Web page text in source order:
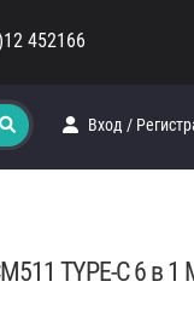
452166
Вход /
TYPE-C 6 в 1